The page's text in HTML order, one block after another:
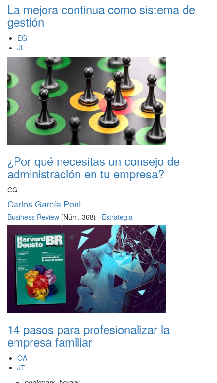
La mejora continua como sistema de
gestión
EG
JL
¿Por qué necesitas un consejo de
administración en tu empresa?
CG
Carlos García Pont
Business Review (Núm. 368) · Estrategia
14 pasos para profesionalizar la
empresa familiar
OA
JT